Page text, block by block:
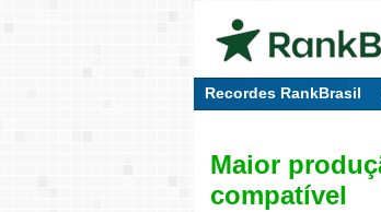
Recordes RankBrasil
Maior
compatível